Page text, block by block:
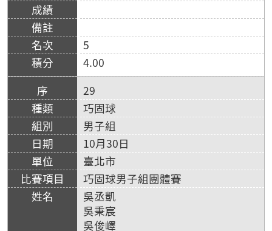
5
4.00
29
巧固球
男子組
10月30日
臺北市
巧固球男子組團體賽
吳丞凱
吳秉宸
吳俊嶧